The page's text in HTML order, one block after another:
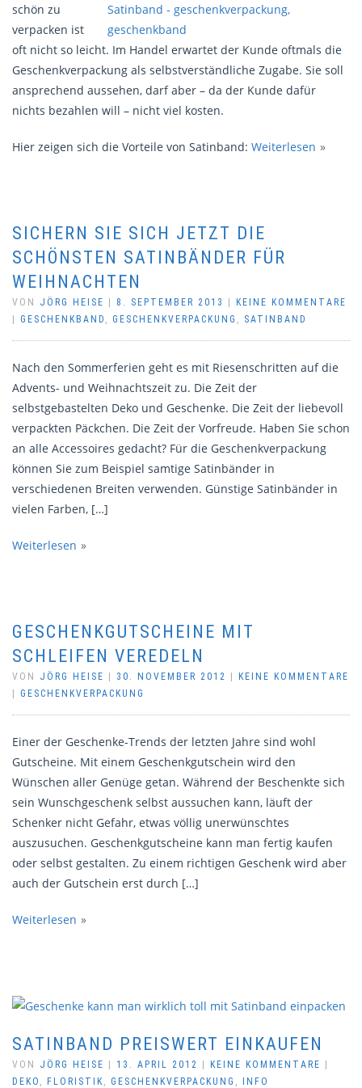
schön zu
verpacken ist
oft nicht so leicht. Im Handel erwartet der Kunde oftmals die
Geschenkverpackung als selbstverständliche Zugabe. Sie soll
ansprechend aussehen, darf aber – da der Kunde dafür
nichts bezahlen will – nicht viel kosten.
Hier zeigen sich die Vorteile von Satinband: Weiterlesen
SICHERN SIE SICH JETZT DIE
SCHÖNSTEN SATINBÄNDER FÜR
WEIHNACHTEN
VON JÖRG HEISE | 8. SEPTEMBER 2013 | KEINE KOMMENTARE
| GESCHENKBAND GESCHENKVERPACKUNG SATINBAND
Nach den Sommerferien geht es mit Riesenschritten auf die
Advents- und Weihnachtszeit zu. Die Zeit der
selbstgebastelten Deko und Geschenke. Die Zeit der liebevoll
verpackten Päckchen. Die Zeit der Vorfreude. Haben Sie schon
an alle Accessoires gedacht? Für die Geschenkverpackung
können Sie zum Beispiel samtige Satinbänder in
verschiedenen Breiten verwenden. Günstige Satinbänder in
vielen Farben, […]
Weiterlesen
GESCHENKGUTSCHEINE MIT
SCHLEIFEN VEREDELN
VON JÖRG HEISE | 30. NOVEMBER 2012 | KEINE KOMMENTARE
| GESCHENKVERPACKUNG
Einer der Geschenke-Trends der letzten Jahre sind wohl
Gutscheine. Mit einem Geschenkgutschein wird den
Wünschen aller Genüge getan. Während der Beschenkte sich
sein Wunschgeschenk selbst aussuchen kann, läuft der
Schenker nicht Gefahr, etwas völlig unerwünschtes
auszusuchen. Geschenkgutscheine kann man fertig kaufen
oder selbst gestalten. Zu einem richtigen Geschenk wird aber
auch der Gutschein erst durch […]
Weiterlesen
SATINBAND PREISWERT EINKAUFEN
VON JÖRG HEISE | 13. APRIL 2012 | KEINE KOMMENTARE |
DEKO
FLORISTIK GESCHENKVERPACKUNG INFO